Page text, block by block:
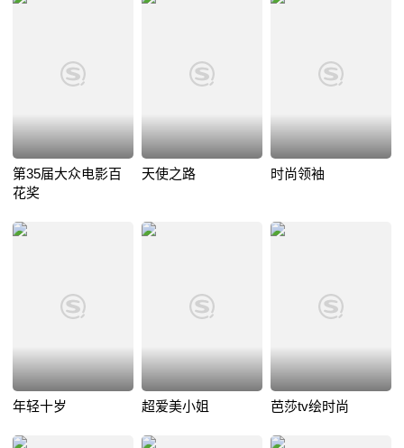
第35届大众电影百
花奖
天使之路 时尚领袖
年轻十岁 超爱美小姐 芭莎tv绘时尚